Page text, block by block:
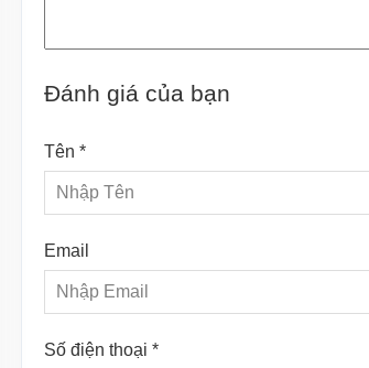
Đánh giá của bạn
Tên *
Email
Số điện thoại *